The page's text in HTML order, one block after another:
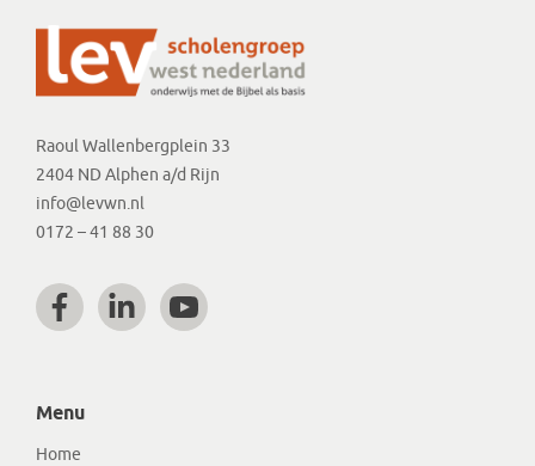
Raoul Wallenbergplein 33
2404 ND Alphen a/d Rijn
info@levwn.nl
0172 – 41 88 30
Menu
Home